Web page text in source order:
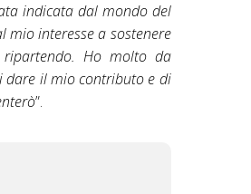
indicata dal mondo del
mio interesse a sostenere
ripartendo. Ho molto da
dare il mio contributo e di
”.